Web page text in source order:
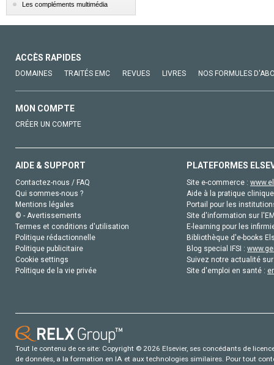
Les compléments multimédia
ACCÈS RAPIDES
DOMAINES TRAITÉS EMC REVUES LIVRES NOS FORMULES
MON COMPTE
CRÉER UN COMPTE
AIDE & SUPPORT
Contactez-nous / FAQ
Qui sommes-nous ?
Mentions légales
© - Avertissements
Termes et conditions d'utilisation
Politique rédactionnelle
Politique publicitaire
Cookie settings
Politique de la vie privée
PLATEFORMES
Site e-commerce :
Aide à la pratique
Portail pour les
Site d'information sur
E-learning pour les
Bibliothèque d'e-books
Blog special IFSI :
Suivez notre actualité
Site d'emploi en santé :
Tout le contenu de ce site: Copyright © 2026 Elsevier, ses concédants de
de données, a la formation en IA et aux technologies similaires. Pour tout